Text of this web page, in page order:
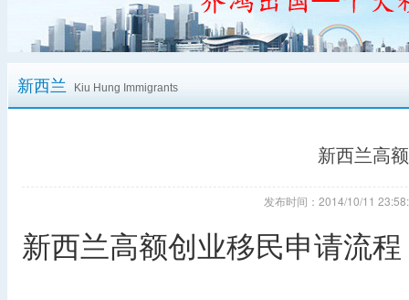
新西兰 Kiu Hung Immigrants
新西兰高
发布时间：2014/10/11
新西兰高额创业移民申请流程